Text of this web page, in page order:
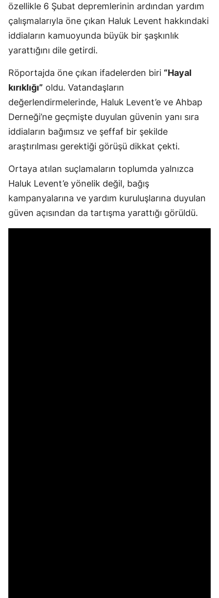
özellikle 6 Şubat depremlerinin ardından yardım
çalışmalarıyla öne çıkan Haluk Levent hakkındaki
iddiaların kamuoyunda büyük bir şaşkınlık
yarattığını dile getirdi.
Röportajda öne çıkan ifadelerden biri “Hayal
kırıklığı” oldu. Vatandaşların
değerlendirmelerinde, Haluk Levent’e ve Ahbap
Derneği’ne geçmişte duyulan güvenin yanı sıra
iddiaların bağımsız ve şeffaf bir şekilde
araştırılması gerektiği görüşü dikkat çekti.
Ortaya atılan suçlamaların toplumda yalnızca
Haluk Levent’e yönelik değil, bağış
kampanyalarına ve yardım kuruluşlarına duyulan
güven açısından da tartışma yarattığı görüldü.